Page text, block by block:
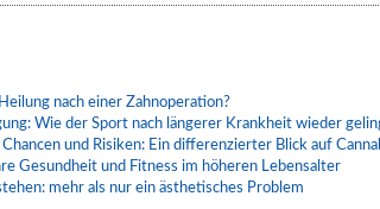
nach einer Zahnoperation?
Wie der Sport nach längerer Krankheit wieder
und Risiken: Ein differenzierter Blick auf
Gesundheit und Fitness im höheren Lebensalter
mehr als nur ein ästhetisches Problem